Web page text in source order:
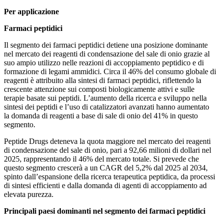
Per applicazione
Farmaci peptidici
Il segmento dei farmaci peptidici detiene una posizione dominante
nel mercato dei reagenti di condensazione del sale di onio grazie al
suo ampio utilizzo nelle reazioni di accoppiamento peptidico e di
formazione di legami ammidici. Circa il 46% del consumo globale di
reagenti è attribuito alla sintesi di farmaci peptidici, riflettendo la
crescente attenzione sui composti biologicamente attivi e sulle
terapie basate sui peptidi. L’aumento della ricerca e sviluppo nella
sintesi dei peptidi e l’uso di catalizzatori avanzati hanno aumentato
la domanda di reagenti a base di sale di onio del 41% in questo
segmento.
Peptide Drugs deteneva la quota maggiore nel mercato dei reagenti
di condensazione del sale di onio, pari a 92,66 milioni di dollari nel
2025, rappresentando il 46% del mercato totale. Si prevede che
questo segmento crescerà a un CAGR del 5,2% dal 2025 al 2034,
spinto dall’espansione della ricerca terapeutica peptidica, da processi
di sintesi efficienti e dalla domanda di agenti di accoppiamento ad
elevata purezza.
Principali paesi dominanti nel segmento dei farmaci peptidici